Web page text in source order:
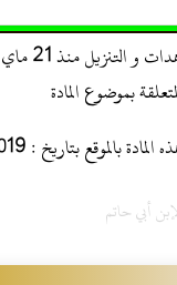
بموضوع المادة
بالموقع بتاريخ : 11/11/2019
أبي حاتم